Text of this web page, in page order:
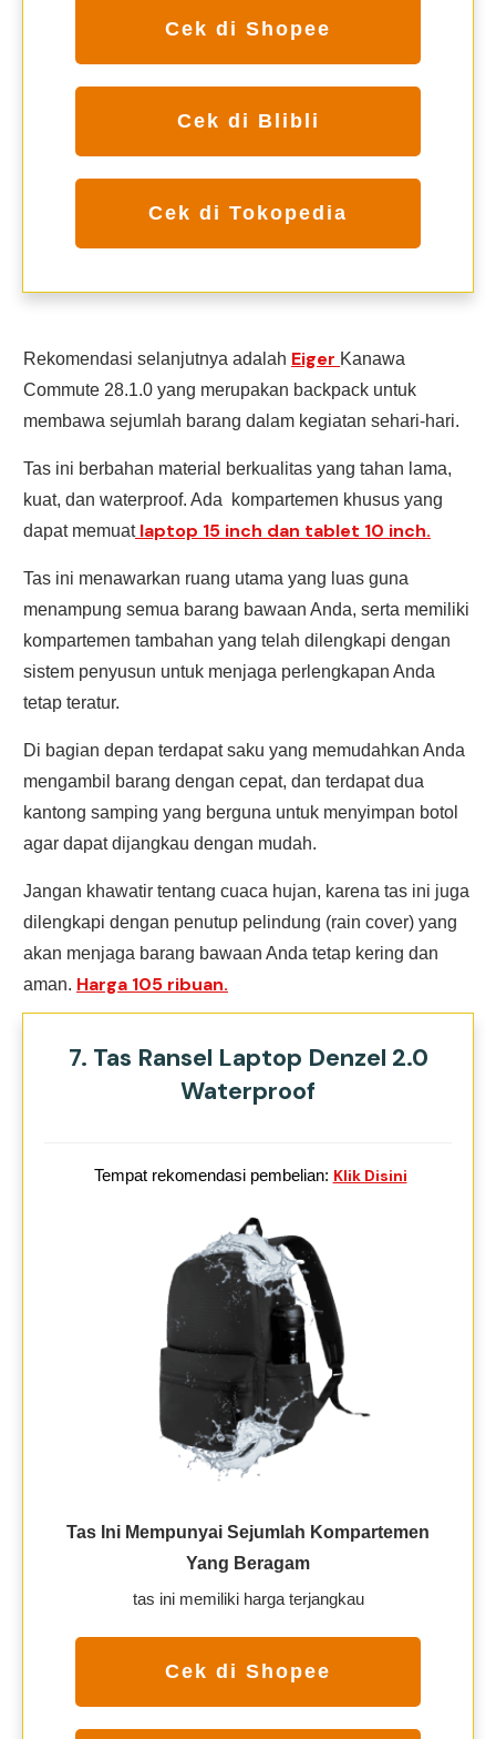
Cek di Shopee
Cek di Blibli
Cek di Tokopedia
Rekomendasi selanjutnya adalah Eiger Kanawa
Commute 28.1.0 yang merupakan backpack untuk
membawa sejumlah barang dalam kegiatan sehari-hari.
Tas ini berbahan material berkualitas yang tahan lama,
kuat, dan waterproof. Ada kompartemen khusus yang
dapat memuatlaptop 15 inch dan tablet 10 inch.
Tas ini menawarkan ruang utama yang luas guna
menampung semua barang bawaan Anda, serta memiliki
kompartemen tambahan yang telah dilengkapi dengan
sistem penyusun untuk menjaga perlengkapan Anda
tetap teratur.
Di bagian depan terdapat saku yang memudahkan Anda
mengambil barang dengan cepat, dan terdapat dua
kantong samping yang berguna untuk menyimpan botol
agar dapat dijangkau dengan mudah.
Jangan khawatir tentang cuaca hujan, karena tas ini juga
dilengkapi dengan penutup pelindung (rain cover) yang
akan menjaga barang bawaan Anda tetap kering dan
aman. Harga 105 ribuan.
7. Tas Ransel Laptop Denzel 2.0
Waterproof
Tempat rekomendasi pembelian: Klik Disini
Tas Ini Mempunyai Sejumlah Kompartemen
Yang Beragam
tas ini memiliki harga terjangkau
Cek di Shopee